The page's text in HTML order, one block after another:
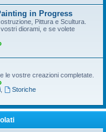
in Progress
Pittura e Scultura.
diorami, e se volete
le vostre creazioni completate.
,
Storiche